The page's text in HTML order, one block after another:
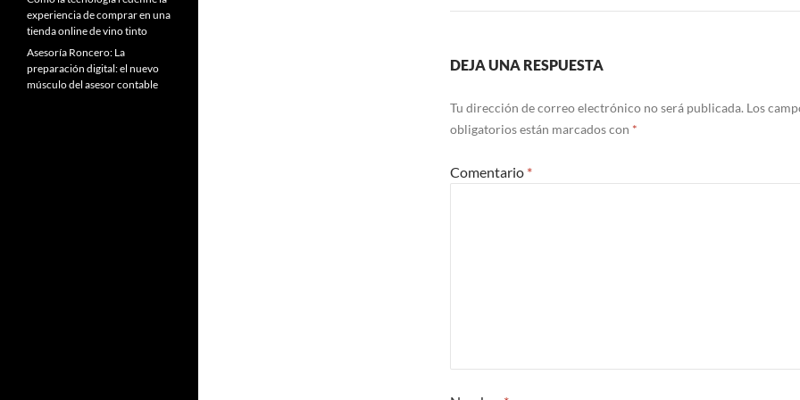
DEJA UNA RESPUESTA
Tu dirección de correo electrónico no será publicada. Los
obligatorios están marcados con *
Comentario *
experiencia de comprar en una
tienda online de vino tinto
Asesoría Roncero: La
preparación digital: el nuevo
músculo del asesor contable